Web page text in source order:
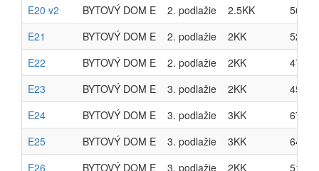
E20 v2
BYTOVÝ DOM E 2. podlažie 2.5KK
56.56
E21
BYTOVÝ DOM E 2. podlažie 2KK
52.48
E22
BYTOVÝ DOM E 2. podlažie 2KK
47.03
E23
BYTOVÝ DOM E 3. podlažie 2KK
45.53
E24
BYTOVÝ DOM E 3. podlažie 3KK
67.20
E25
BYTOVÝ DOM E 3. podlažie 3KK
64.90
E26
BYTOVÝ DOM E 3. podlažie 2KK
51.07